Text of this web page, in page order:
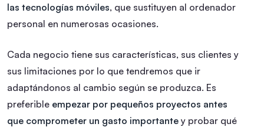
las tecnologías móviles, que sustituyen al ordenador
personal en numerosas ocasiones.
Cada negocio tiene sus características, sus clientes y
sus limitaciones por lo que tendremos que ir
adaptándonos al cambio según se produzca. Es
preferible empezar por pequeños proyectos antes
que comprometer un gasto importante y probar qué